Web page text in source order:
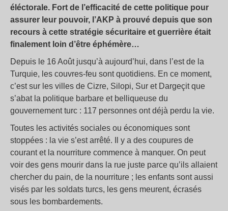
éléctorale. Fort de l’efficacité de cette politique pour
assurer leur pouvoir, l’AKP à prouvé depuis que son
recours à cette stratégie sécuritaire et guerrière était
finalement loin d’être éphémère…
Depuis le 16 Août jusqu’à aujourd’hui, dans l’est de la
Turquie, les couvres-feu sont quotidiens. En ce moment,
c’est sur les villes de Cizre, Silopi, Sur et Dargeçit que
s’abat la politique barbare et belliqueuse du
gouvernement turc : 117 personnes ont déjà perdu la vie.
Toutes les activités sociales ou économiques sont
stoppées : la vie s’est arrêté. Il y a des coupures de
courant et la nourriture commence à manquer. On peut
voir des gens mourir dans la rue juste parce qu’ils allaient
chercher du pain, de la nourriture ; les enfants sont aussi
visés par les soldats turcs, les gens meurent, écrasés
sous les bombardements.